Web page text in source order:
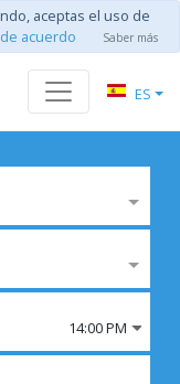
aceptas el uso de
acuerdo Saber más
ES
14:00 PM